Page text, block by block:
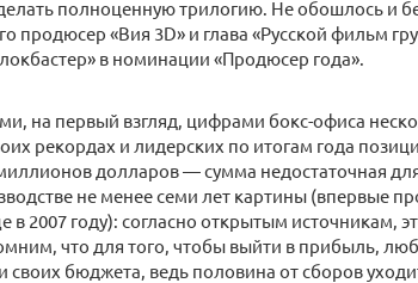
полноценную трилогию. Не обошлось и
продюсер «Вия 3D» и глава «Русской фильм
в номинации «Продюсер года».
на первый взгляд, цифрами бокс-офиса
рекордах и лидерских по итогам года
долларов — сумма недостаточная
не менее семи лет картины (впервые
2007 году): согласно открытым источникам,
что для того, чтобы выйти в прибыль,
своих бюджета, ведь половина от сборов